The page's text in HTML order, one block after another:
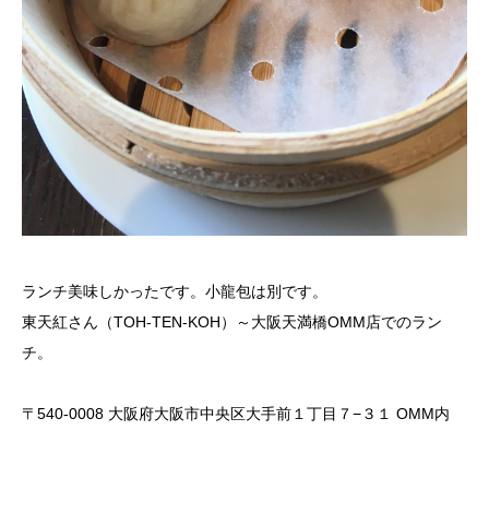
ランチ美味しかったです。小龍包は別です。
東天紅さん（TOH-TEN-KOH）～大阪天満橋OMM店でのラン
チ。
〒540-0008 大阪府大阪市中央区大手前１丁目７−３１ OMM内